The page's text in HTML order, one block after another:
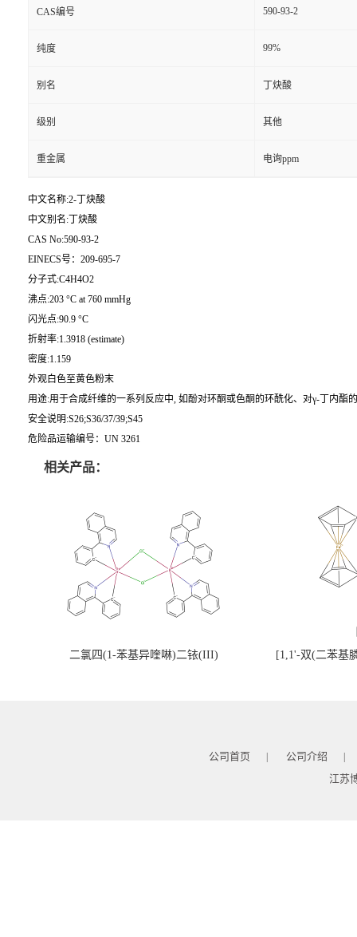
CAS编号 590-93-2
纯度 99%
别名 丁炔酸
级别 其他
重金属 电询ppm
中文名称:2-丁炔酸
中文别名:丁炔酸
CAS No:590-93-2
EINECS号：209-695-7
分子式:C4H4O2
沸点:203 °C at 760 mmHg
闪光点:90.9 °C
折射率:1.3918 (estimate)
密度:1.159
外观白色至黄色粉末
用途:用于合成纤维的一系列反应中, 如酚对环酮或色酮的环酰化、对γ-丁内酯
安全说明:S26;S36/37/39;S45
危险品运输编号：UN 3261
相关产品：
二氯四(1-苯基异喹啉)二铱(III) [1,1'-双(二苯基
公司首页 | 公司介绍 |
江苏